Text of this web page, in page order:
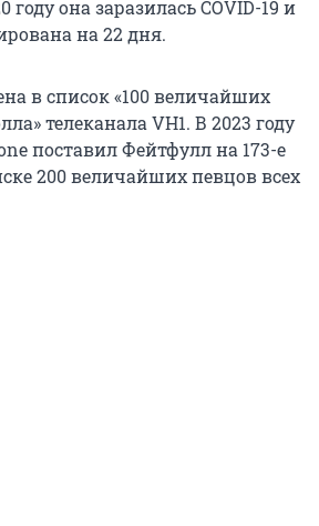
году она заразилась COVID-19 и
на 22 дня.
в список «100 величайших
телеканала VH1. В 2023 году
поставил Фейтфулл на 173-е
200 величайших певцов всех